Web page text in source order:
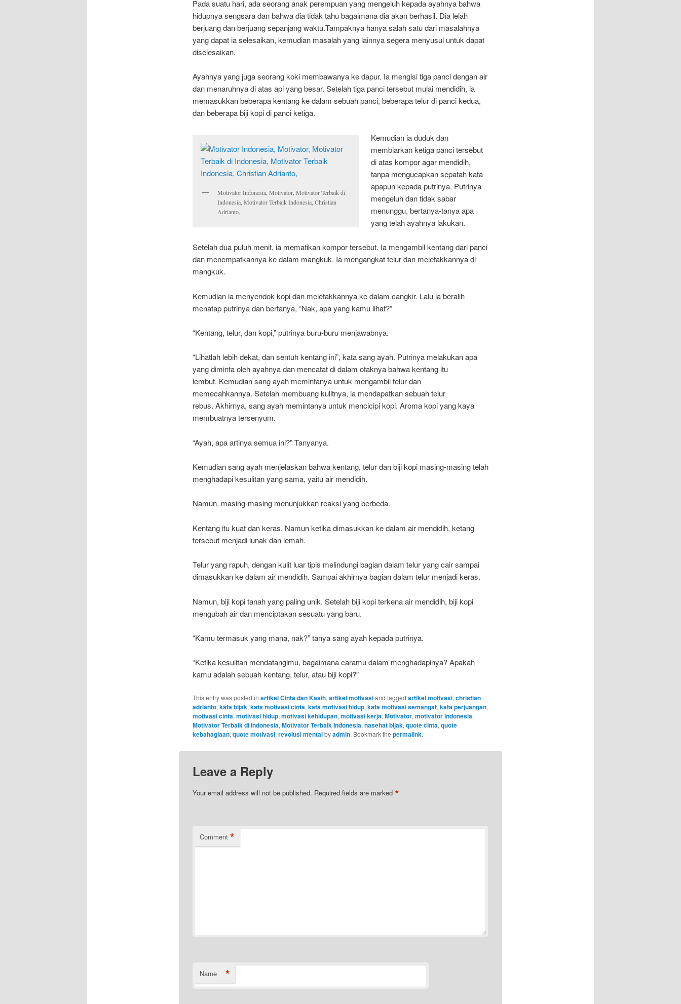
Pada suatu hari, ada seorang anak perempuan yang mengeluh kepada ayahnya bahwa
hidupnya sengsara dan bahwa dia tidak tahu bagaimana dia akan berhasil. Dia lelah
berjuang dan berjuang sepanjang waktu.Tampaknya hanya salah satu dari masalahnya
yang dapat ia selesaikan, kemudian masalah yang lainnya segera menyusul untuk dapat
diselesaikan.
Ayahnya yang juga seorang koki membawanya ke dapur. Ia mengisi tiga panci dengan air
dan menaruhnya di atas api yang besar. Setelah tiga panci tersebut mulai mendidih, ia
memasukkan beberapa kentang ke dalam sebuah panci, beberapa telur di panci kedua,
dan beberapa biji kopi di panci ketiga.
Motivator Indonesia, Motivator, Motivator Terbaik di
Indonesia, Motivator Terbaik Indonesia, Christian
Adrianto,
Kemudian ia duduk dan
membiarkan ketiga panci tersebut
di atas kompor agar mendidih,
tanpa mengucapkan sepatah kata
apapun kepada putrinya. Putrinya
mengeluh dan tidak sabar
menunggu, bertanya-tanya apa
yang telah ayahnya lakukan.
Setelah dua puluh menit, ia mematikan kompor tersebut. Ia mengambil kentang dari panci
dan menempatkannya ke dalam mangkuk. Ia mengangkat telur dan meletakkannya di
mangkuk.
Kemudian ia menyendok kopi dan meletakkannya ke dalam cangkir. Lalu ia beralih
menatap putrinya dan bertanya, “Nak, apa yang kamu lihat?”
“Kentang, telur, dan kopi,” putrinya buru-buru menjawabnya.
“Lihatlah lebih dekat, dan sentuh kentang ini”, kata sang ayah. Putrinya melakukan apa
yang diminta oleh ayahnya dan mencatat di dalam otaknya bahwa kentang itu
lembut. Kemudian sang ayah memintanya untuk mengambil telur dan
memecahkannya. Setelah membuang kulitnya, ia mendapatkan sebuah telur
rebus. Akhirnya, sang ayah memintanya untuk mencicipi kopi. Aroma kopi yang kaya
membuatnya tersenyum.
“Ayah, apa artinya semua ini?” Tanyanya.
Kemudian sang ayah menjelaskan bahwa kentang, telur dan biji kopi masing-masing telah
menghadapi kesulitan yang sama, yaitu air mendidih.
Namun, masing-masing menunjukkan reaksi yang berbeda.
Kentang itu kuat dan keras. Namun ketika dimasukkan ke dalam air mendidih, ketang
tersebut menjadi lunak dan lemah.
Telur yang rapuh, dengan kulit luar tipis melindungi bagian dalam telur yang cair sampai
dimasukkan ke dalam air mendidih. Sampai akhirnya bagian dalam telur menjadi keras.
Namun, biji kopi tanah yang paling unik. Setelah biji kopi terkena air mendidih, biji kopi
mengubah air dan menciptakan sesuatu yang baru.
“Kamu termasuk yang mana, nak?” tanya sang ayah kepada putrinya.
“Ketika kesulitan mendatangimu, bagaimana caramu dalam menghadapinya? Apakah
kamu adalah sebuah kentang, telur, atau biji kopi?”
This entry was posted in artikel Cinta dan Kasih, artikel motivasiand tagged artikel motivasi, christian
adrianto, kata bijak, kata motivasi cinta, kata motivasi hidup, kata motivasi semangat, kata perjuangan,
motivasi cinta, motivasi hidup, motivasi kehidupan, motivasi kerja, Motivator, motivator indonesia,
Motivator Terbaik di Indonesia, Motivator Terbaik Indonesia, nasehat bijak, quote cinta, quote
kebahagiaan, quote motivasi, revolusi mentalbyadmin. Bookmark the permalink.
Leave a Reply
Your email address will not be published. Required fields are marked *
Comment *
Name *